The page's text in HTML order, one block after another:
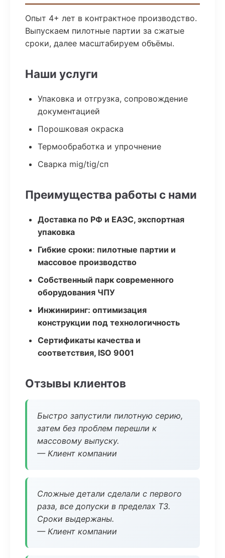
Опыт 4+ лет в контрактное производство.
Выпускаем пилотные партии за сжатые
сроки, далее масштабируем объёмы.
Наши услуги
Упаковка и отгрузка, сопровождение
документацией
Порошковая окраска
Термообработка и упрочнение
Сварка mig/tig/сп
Преимущества работы с нами
Доставка по РФ и ЕАЭС, экспортная
упаковка
Гибкие сроки: пилотные партии и
массовое производство
Собственный парк современного
оборудования ЧПУ
Инжиниринг: оптимизация
конструкции под технологичность
Сертификаты качества и
соответствия, ISO 9001
Отзывы клиентов
Быстро запустили пилотную серию,
затем без проблем перешли к
массовому выпуску.
— Клиент компании
Сложные детали сделали с первого
раза, все допуски в пределах ТЗ.
Сроки выдержаны.
— Клиент компании